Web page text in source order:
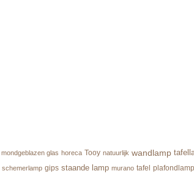
mondgeblazen glas horeca Tooy natuurlijk wandlamp
schemerlamp gips staande lamp murano tafel plafondlamp